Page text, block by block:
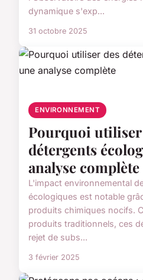
dynamique s'exp...
31 octobre 2025
ENVIRONNEMENT
Pourquoi utiliser
détergents
analyse complète
L'impact environnemental
écologiques est notable
produits chimiques nocifs.
produits traditionnels, ces
rejet de subs...
3 février 2025